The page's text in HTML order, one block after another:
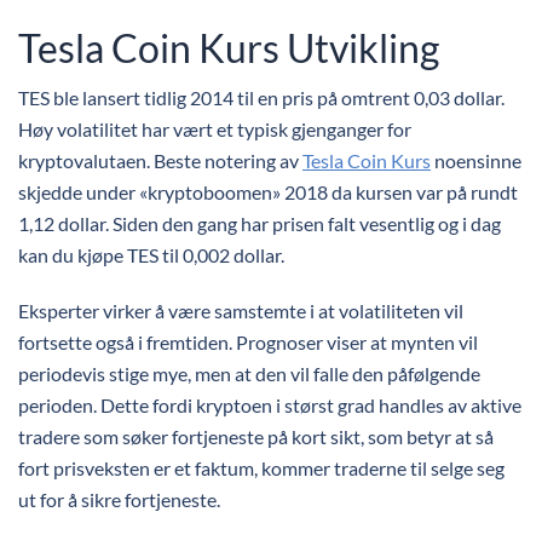
Tesla Coin Kurs Utvikling
TES ble lansert tidlig 2014 til en pris på omtrent 0,03 dollar.
Høy volatilitet har vært et typisk gjenganger for
kryptovalutaen. Beste notering avTesla Coin Kurs noensinne
skjedde under «kryptoboomen» 2018 da kursen var på rundt
1,12 dollar. Siden den gang har prisen falt vesentlig og i dag
kan du kjøpe TES til 0,002 dollar.
Eksperter virker å være samstemte i at volatiliteten vil
fortsette også i fremtiden. Prognoser viser at mynten vil
periodevis stige mye, men at den vil falle den påfølgende
perioden. Dette fordi kryptoen i størst grad handles av aktive
tradere som søker fortjeneste på kort sikt, som betyr at så
fort prisveksten er et faktum, kommer traderne til selge seg
ut for å sikre fortjeneste.